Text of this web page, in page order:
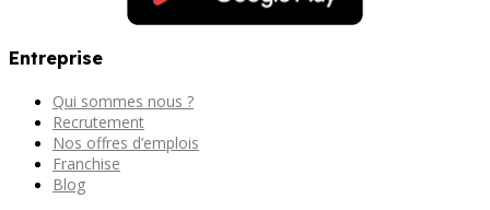
Entreprise
Qui sommes nous ?
Recrutement
Nos offres d’emplois
Franchise
Blog